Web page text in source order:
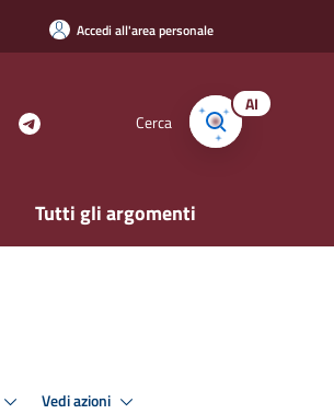
Accedi all'area personale
Cerca
AI
Tutti gli argomenti
Vedi azioni